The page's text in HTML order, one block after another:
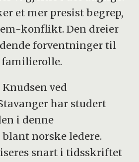
et mer presist begrep,
konflikt. Den dreier
forventninger til
familierolle.
ved
har studert
i denne
norske ledere.
snart i tidsskriftet